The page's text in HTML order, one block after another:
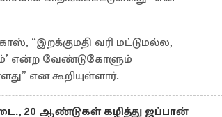
“இறக்குமதி வரி மட்டுமல்ல,
என்ற வேண்டுகோளும்
என கூறியுள்ளார்.
20 ஆண்டுகள் கழித்து ஜப்பான்